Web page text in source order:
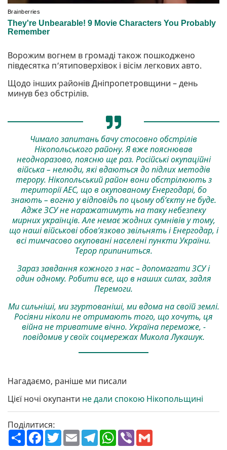
Ворожим вогнем в громаді також пошкоджено
півдесятка п‘ятиповерхівок і вісім легкових авто.
Щодо інших районів Дніпропетровщини – день
минув без обстрілів.
Чимало запитань бачу стосовно обстрілів
Нікопольського району. Я вже пояснював
неодноразово, поясню ще раз. Російські окупаційні
війська – нелюди, які вдаються до підлих методів
терору. Нікопольський район вони обстрілюють з
території АЕС, що в окупованому Енергодарі, бо
знають – вогню у відповідь по цьому об‘єкту не буде.
Адже ЗСУ не наражатимуть на таку небезпеку
мирних українців. Але немає жодних сумнівів у тому,
що наші військові обов‘язково звільнять і Енергодар, і
всі тимчасово окуповані населені пункти України.
Терор припиниться.
Зараз завдання кожного з нас – допомагати ЗСУ і
один одному. Робити все, що в наших силах, задля
Перемоги.
Ми сильніші, ми згуртованіші, ми вдома на своїй землі.
Росіяни ніколи не отримають того, що хочуть, ця
війна не триватиме вічно. Україна переможе, -
повідомив у своїх соцмережах Микола Лукашук.
Нагадаємо, раніше ми писали
Цієї ночі окупанти не дали спокою Нікопольщині
Поділитися:
П
о
F
a
T
w
E
m
T
e
W
h
V